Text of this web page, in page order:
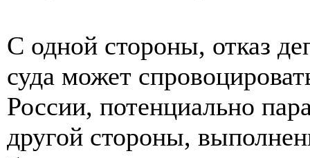
С одной стороны, отказ
суда может
России, потенциально
другой стороны,